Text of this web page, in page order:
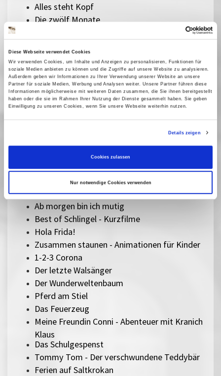
Diese Webseite verwendet Cookies
Wir verwenden Cookies, um Inhalte und Anzeigen zu personalisieren, Funktionen für
soziale Medien anbieten zu können und die Zugriffe auf unsere Website zu analysieren.
Außerdem geben wir Informationen zu Ihrer Verwendung unserer Website an unsere
Partner für soziale Medien, Werbung und Analysen weiter. Unsere Partner führen diese
Informationen möglicherweise mit weiteren Daten zusammen, die Sie ihnen bereitgestellt
haben oder die sie im Rahmen Ihrer Nutzung der Dienste gesammelt haben. Sie geben
Einwilligung zu unseren Cookies, wenn Sie unsere Webseite weiterhin nutzen.
Details zeigen
Cookies zulassen
Nur notwendige Cookies verwenden
Alles steht Kopf
Die zwölf Monate
Zoomania 2
Checker Tobi 3 - Die heimliche Herrscherin der
Erde
Die Schneekönigin
Bibi Blocksberg - Das große Hexentreffen
Der geheime Garten
Das singende, klingende Bäumchen
Kurzfilme für Kleine - Hingeguckt und
zugehört
Die Schatzsuche im Blaumeisental
Peterchens Mondfahrt
Ab morgen bin ich mutig
Best of Schlingel - Kurzfilme
Hola Frida!
Zusammen staunen - Animationen für Kinder
1-2-3 Corona
Der letzte Walsänger
Der Wunderweltenbaum
Pferd am Stiel
Das Feuerzeug
Meine Freundin Conni - Abenteuer mit Kranich
Klaus
Das Schulgespenst
Tommy Tom - Der verschwundene Teddybär
Ferien auf Saltkrokan